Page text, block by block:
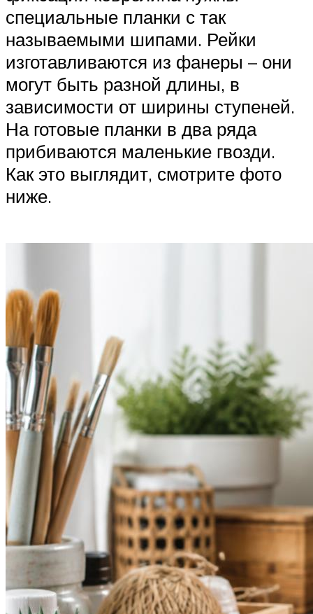
специальные планки с так
называемыми шипами. Рейки
изготавливаются из фанеры – они
могут быть разной длины, в
зависимости от ширины ступеней.
На готовые планки в два ряда
прибиваются маленькие гвозди.
Как это выглядит, смотрите фото
ниже.